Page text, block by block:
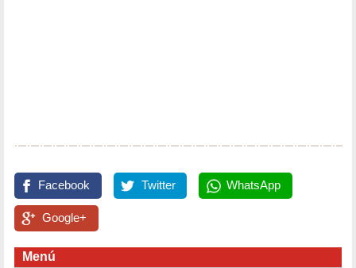
Facebook Twitter WhatsApp
Google+
Menú